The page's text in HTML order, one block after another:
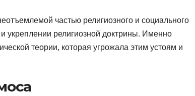
частью религиозного и социального
укреплении религиозной доктрины. Именно
теории, которая угрожала этим устоям и